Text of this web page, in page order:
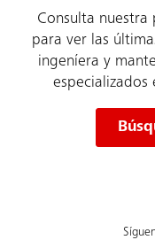
Consulta nuestra
para ver las
ingeníera y
especializados